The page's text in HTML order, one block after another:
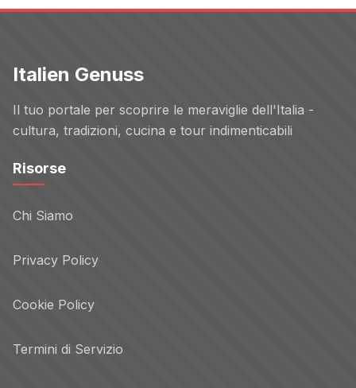
Italien Genuss
Il tuo portale per scoprire le meraviglie dell'Italia -
cultura, tradizioni, cucina e tour indimenticabili
Risorse
Chi Siamo
Privacy Policy
Cookie Policy
Termini di Servizio